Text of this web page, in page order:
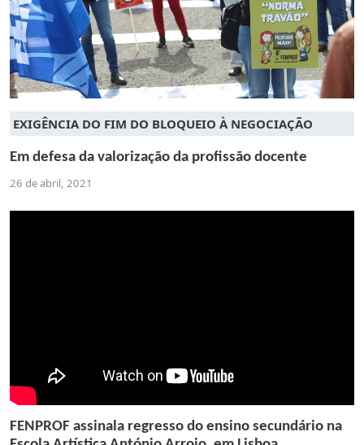
EXIGÊNCIA DO FIM DO BLOQUEIO À NEGOCIAÇÃO
Em defesa da valorização da profissão docente
26 de abril, 2021
FENPROF assinala regresso do ensino secundário na